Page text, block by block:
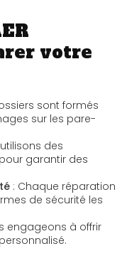
votre
sont formés
sur les pare-
des
garantir des
: Chaque réparation
de sécurité les
engageons à offrir